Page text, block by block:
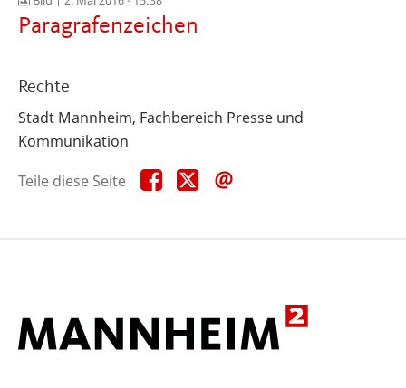
Paragrafenzeichen
Rechte
Stadt Mannheim, Fachbereich Presse und
Kommunikation
Teile diese Seite
Teile
diese
Teile
diese